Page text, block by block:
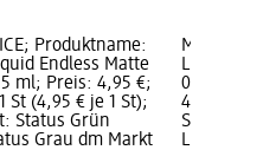
Produktname:
Endless Matte
ml; Preis: 4,95 €;
St (4,95 € je 1 St);
Status Grün
Grau dm Markt
Marke:
Lippenstift
020 Lovely
4,95 €;
St);
Lieferbar,